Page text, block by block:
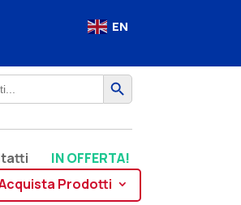
EN
Search Button
IN OFFERTA!
Prodotti